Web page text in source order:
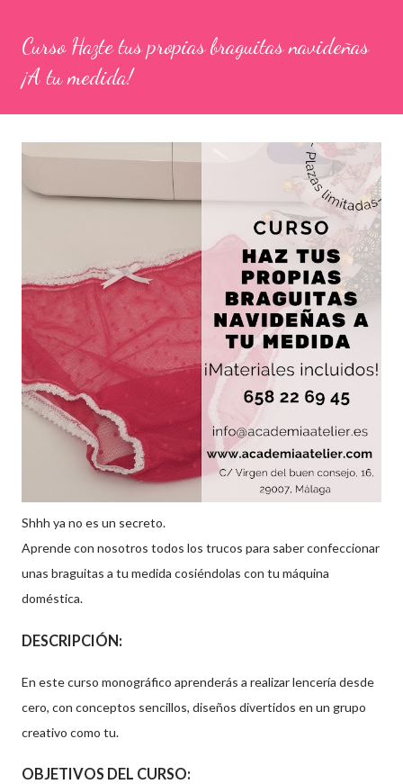
masculino o infantiles a través de proyectos propios de tu
interés y gusto. OBJETIVOS DEL CURSO: Aprender la toma de
moda y confección necesaria para el aprendizaje fluido. Corte
preciso de tejido. Uso de la máquina de coser. Acabado
profesional a mano. Rea...
Curso Hazte tus propias braguitas navideñas
¡A tu medida!
Shhh ya no es un secreto.
Aprende con nosotros todos los trucos para saber confeccionar
unas braguitas a tu medida cosiéndolas con tu máquina
doméstica.
DESCRIPCIÓN:
En este curso monográfico aprenderás a realizar lencería desde
cero, con conceptos sencillos, diseños divertidos en un grupo
creativo como tu.
OBJETIVOS DEL CURSO: